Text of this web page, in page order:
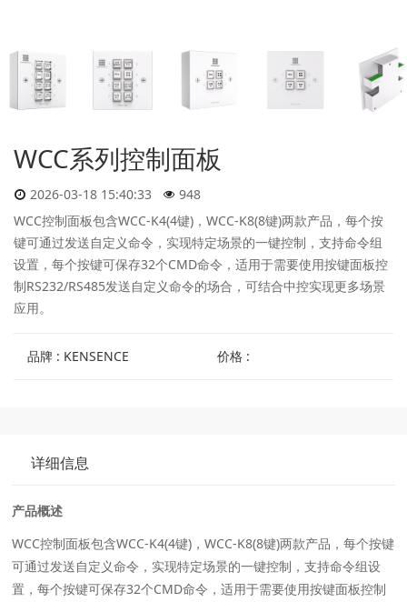
WCC系列控制面板
2026-03-18 15:40:33
948
WCC控制面板包含WCC-K4(4键)，WCC-K8(8键)两款产品，每个按
键可通过发送自定义命令，实现特定场景的一键控制，支持命令组
设置，每个按键可保存32个CMD命令，适用于需要使用按键面板控
制RS232/RS485发送自定义命令的场合，可结合中控实现更多场景
应用。
品牌 : KENSENCE 价格 :
详细信息
产品概述
WCC控制面板包含WCC-K4(4键)，WCC-K8(8键)两款产品，每个按键
可通过发送自定义命令，实现特定场景的一键控制，支持命令组设
置，每个按键可保存32个CMD命令，适用于需要使用按键面板控制